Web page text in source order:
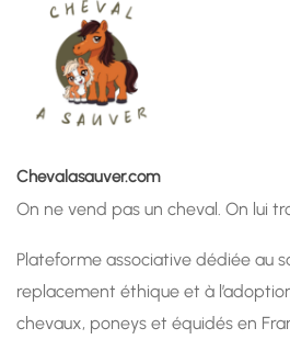
Chevalasauver.com
On ne vend pas un cheval. On lui
Plateforme associative dédiée au
replacement éthique et à
chevaux, poneys et équidés en